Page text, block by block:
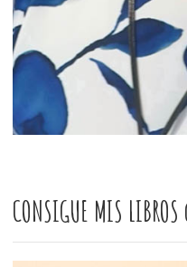
CONSIGUE MIS